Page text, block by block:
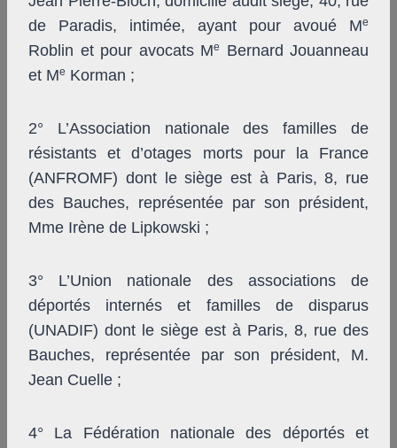
de Paradis, intimée, ayant pour avoué Me
Roblin et pour avocats Me
Bernard Jouanneau
et Me Korman ;
2° L’Association nationale des familles de
résistants et d’otages morts pour la France
(ANFROMF) dont le siège est à Paris, 8, rue
des Bauches, représentée par son président,
Mme Irène de Lipkowski ;
3° L’Union nationale des associations de
déportés internés et familles de disparus
(UNADIF) dont le siège est à Paris, 8, rue des
Bauches, représentée par son président, M.
Jean Cuelle ;
4° La Fédération nationale des déportés et